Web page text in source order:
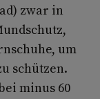
zwar in
um
schützen.
minus 60